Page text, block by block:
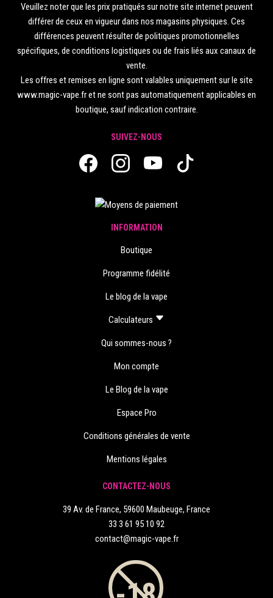
Veuillez noter que les prix pratiqués sur notre site internet peuvent
différer de ceux en vigueur dans nos magasins physiques. Ces
différences peuvent résulter de politiques promotionnelles
spécifiques, de conditions logistiques ou de frais liés aux canaux de
vente.
Les offres et remises en ligne sont valables uniquement sur le site
www.magic-vape.fr et ne sont pas automatiquement applicables en
boutique, sauf indication contraire.
SUIVEZ-NOUS
INFORMATION
Boutique
Programme fidélité
Le blog de la vape
Calculateurs
Qui sommes-nous ?
Mon compte
Le Blog de la vape
Espace Pro
Conditions générales de vente
Mentions légales
CONTACTEZ-NOUS
39 Av. de France, 59600 Maubeuge, France
33 3 61 95 10 92
contact@magic-vape.fr